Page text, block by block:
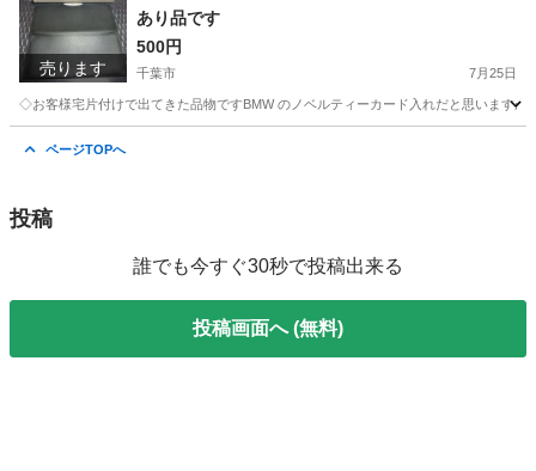
売ります
あり品です
500円
千葉市 7月25日
◇お客様宅片付けで出てきた品物ですBMW のノベルティーカード入れだと思います
ページTOPへ
投稿
誰でも今すぐ30秒で投稿出来る
投稿画面へ (無料)